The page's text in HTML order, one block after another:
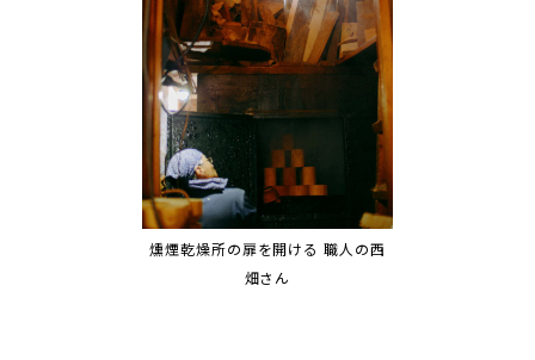
燻煙乾燥所の扉を開ける 職人の西
畑さん